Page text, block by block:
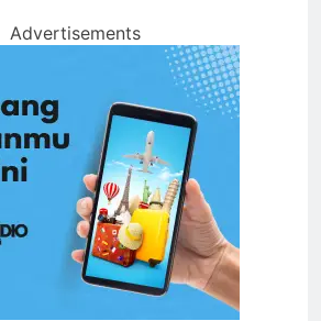
Advertisements